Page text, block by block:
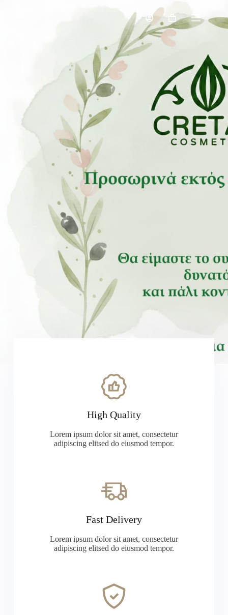
High Quality
Lorem ipsum dolor sit amet, consectetur
adipiscing elitsed do eiusmod tempor.
Fast Delivery
Lorem ipsum dolor sit amet, consectetur
adipiscing elitsed do eiusmod tempor.